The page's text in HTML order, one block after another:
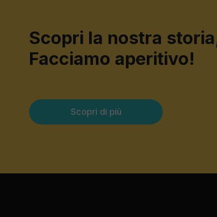
Scopri la nostra
Facciamo aperitivo!
Scopri di più